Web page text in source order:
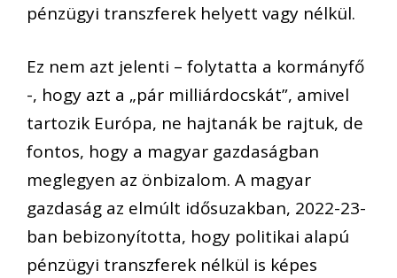
pénzügyi transzferek helyett vagy nélkül.
Ez nem azt jelenti – folytatta a kormányfő
-, hogy azt a „pár milliárdocskát”, amivel
tartozik Európa, ne hajtanák be rajtuk, de
fontos, hogy a magyar gazdaságban
meglegyen az önbizalom. A magyar
gazdaság az elmúlt idősuzakban, 2022-23-
ban bebizonyította, hogy politikai alapú
pénzügyi transzferek nélkül is képes